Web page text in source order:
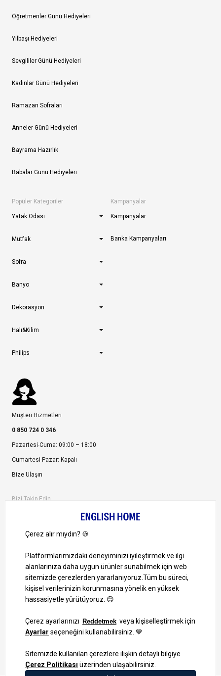
Öğretmenler Günü Hediyeleri
Yılbaşı Hediyeleri
Sevgililer Günü Hediyeleri
Kadınlar Günü Hediyeleri
Ramazan Sofraları
Anneler Günü Hediyeleri
Bayrama Hazırlık
Babalar Günü Hediyeleri
Popüler Kategoriler
Yatak Odası
Mutfak
Sofra
Banyo
Dekorasyon
Halı&Kilim
Philips
Kampanyalar
Kampanyalar
Banka Kampanyaları
Müşteri Hizmetleri
0 850 724 0 346
Pazartesi-Cuma: 09:00 – 18:00
Cumartesi-Pazar: Kapalı
Bize Ulaşın
Bizi Takip Edin
1000 TL ve Üzeri Alışverişlerinizde Kargo Bedava!
Bilgi Toplum Hizmetleri
KVKK Veri İşleme Politikamız
Site Haritası